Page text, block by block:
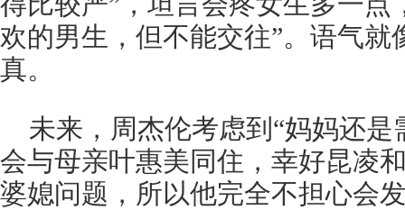
欢的男生，但不能交往”。语气
真。
未来，周杰伦考虑到“妈妈还
会与母亲叶惠美同住，幸好昆凌
婆媳问题，所以他完全不担心会